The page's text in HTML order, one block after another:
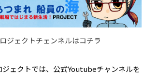
ジェクトチェンネルはコチラ
ジェクトでは、公式Youtubeチャンネルを